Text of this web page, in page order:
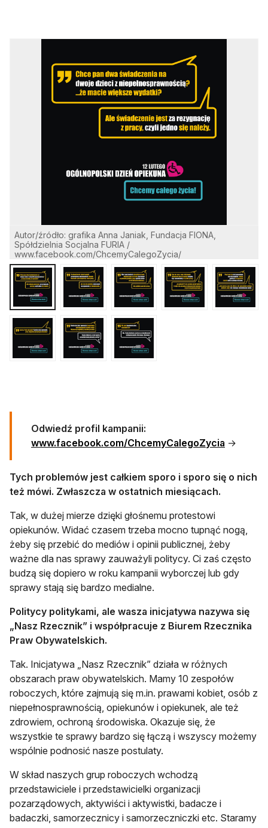
Autor/źródło: grafika Anna Janiak, Fundacja FIONA,
Spółdzielnia Socjalna FURIA /
www.facebook.com/ChcemyCalegoZycia/
Odwiedź profil kampanii:
www.facebook.com/ChcemyCalegoZycia otwiera
→
Tych problemów jest całkiem sporo i sporo się o nich
też mówi. Zwłaszcza w ostatnich miesiącach.
Tak, w dużej mierze dzięki głośnemu protestowi
opiekunów. Widać czasem trzeba mocno tupnąć nogą,
żeby się przebić do mediów i opinii publicznej, żeby
ważne dla nas sprawy zauważyli politycy. Ci zaś często
budzą się dopiero w roku kampanii wyborczej lub gdy
sprawy stają się bardzo medialne.
Politycy politykami, ale wasza inicjatywa nazywa się
„Nasz Rzecznik” i współpracuje z Biurem Rzecznika
Praw Obywatelskich.
Tak. Inicjatywa „Nasz Rzecznik” działa w różnych
obszarach praw obywatelskich. Mamy 10 zespołów
roboczych, które zajmują się m.in. prawami kobiet, osób z
niepełnosprawnością, opiekunów i opiekunek, ale też
zdrowiem, ochroną środowiska. Okazuje się, że
wszystkie te sprawy bardzo się łączą i wszyscy możemy
wspólnie podnosić nasze postulaty.
W skład naszych grup roboczych wchodzą
przedstawiciele i przedstawicielki organizacji
pozarządowych, aktywiści i aktywistki, badacze i
badaczki, samorzecznicy i samorzeczniczki etc. Staramy